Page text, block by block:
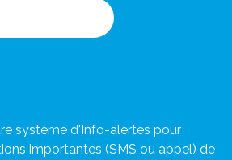
système d'Info-alertes pour
importantes (SMS ou appel) de